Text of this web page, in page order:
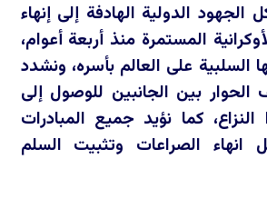
الجهود الدولية الهادفة إلى إنهاء
المستمرة منذ أربعة أعوام،
السلبية على العالم بأسره، ونشدد
بين الجانبين للوصول إلى
كما نؤيد جميع المبادرات
الصراعات وتثبيت السلم